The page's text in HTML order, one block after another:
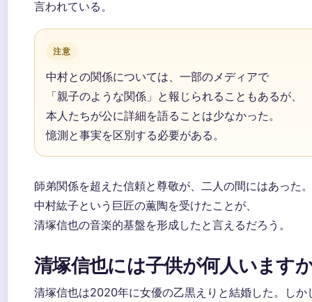
言われている。
注意
中村との関係については、一部のメディアで
「親子のような関係」と報じられることもあるが、
本人たちが公に詳細を語ることは少なかった。
憶測と事実を区別する必要がある。
師弟関係を超えた信頼と尊敬が、二人の間にはあった。
中村紘子という巨匠の薫陶を受けたことが、
清塚信也の音楽的基盤を形成したと言えるだろう。
清塚信也には子供が何人います
清塚信也は2020年に女優の乙黒えりと結婚した。しか